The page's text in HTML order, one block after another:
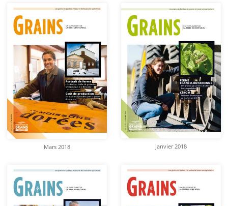
Mars 2018 Janvier 2018